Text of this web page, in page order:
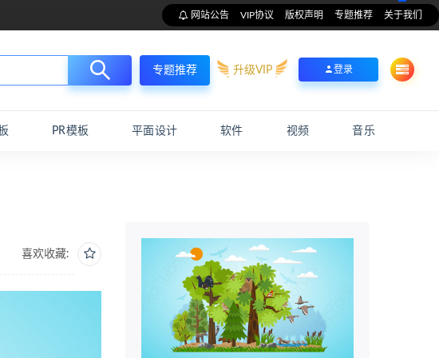
网站公告 VIP协议 版权声明 专题推荐 关于我们
专题推荐 升级VIP 登录
PR模板 平面设计 软件 视频 音乐
喜欢收藏: